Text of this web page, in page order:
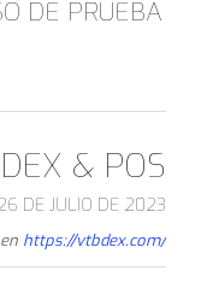
DE PRUEBA
& POS
DE JULIO DE 2023
https://vtbdex.com/